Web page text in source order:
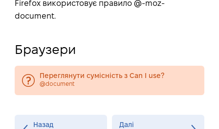
Firefox використовує правило @-moz-
document.
Браузери
Переглянути сумісність з Can I use?
@document
Назад Далі